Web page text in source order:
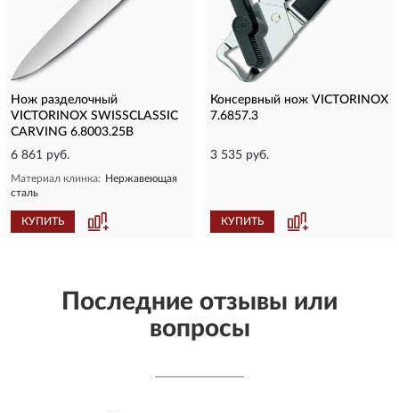
Нож разделочный
VICTORINOX SWISSCLASSIC
CARVING 6.8003.25B
6 861 руб.
Материал клинка: Нержавеющая
сталь
КУПИТЬ
Консервный нож VICTORINOX
7.6857.3
3 535 руб.
КУПИТЬ
Последние отзывы или
вопросы